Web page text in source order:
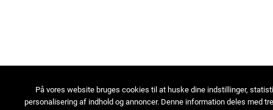
På vores website bruges cookies til at huske dine indstillinger,
personalisering af indhold og annoncer. Denne information deles med